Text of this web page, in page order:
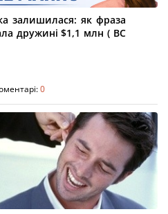
залишилася: як фраза
дружині $1,1 млн ( ВС
0